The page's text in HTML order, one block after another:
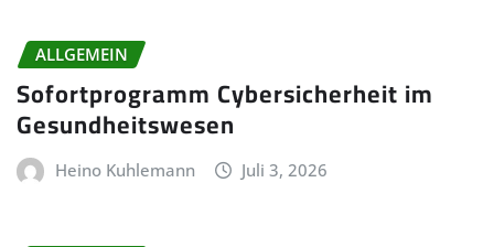
ALLGEMEIN
Sofortprogramm Cybersicherheit im
Gesundheitswesen
Heino Kuhlemann Juli 3, 2026